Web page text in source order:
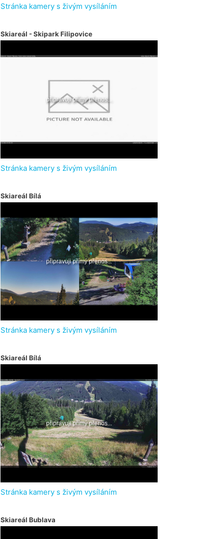
Stránka kamery s živým vysíláním
Skiareál - Skipark Filipovice
Stránka kamery s živým vysíláním
Skiareál Bílá
Stránka kamery s živým vysíláním
Skiareál Bílá
Stránka kamery s živým vysíláním
Skiareál Bublava